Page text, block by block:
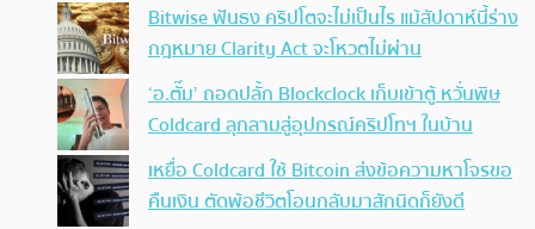
Bitwise ฟันธง คริปโตจะไม่เป็นไร แม้สัปดาห์นี้ร่าง
กฎหมาย Clarity Act จะโหวตไม่ผ่าน
‘อ.ตั๊ม’ ถอดปลั้ก Blockclock เก็บเข้าตู้ หวั่นพิษ
Coldcard ลุกลามสู่อุปกรณ์คริปโทฯ ในบ้าน
เหยื่อ Coldcard ใช้ Bitcoin ส่งข้อความหาโจรขอ
คืนเงิน ตัดพ้อชีวิตโอนกลับมาสักนิดก็ยังดี